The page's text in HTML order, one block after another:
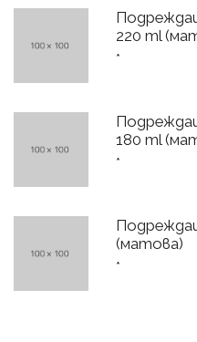
220 ml
*
180 ml
*
(матова)
*